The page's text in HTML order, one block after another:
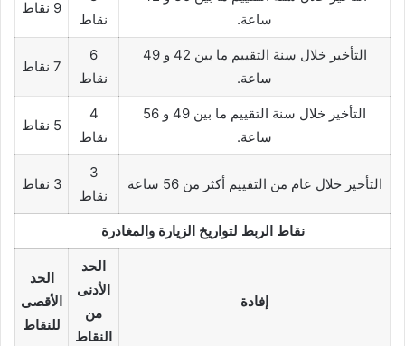
ساعة.
نقاط
9 نقاط
التأخير خلال سنة التقييم ما بين 42 و 49
ساعة.
6
نقاط
7 نقاط
التأخير خلال سنة التقييم ما بين 49 و 56
ساعة.
4
نقاط
5 نقاط
التأخير خلال عام من التقييم أكثر من 56 ساعة
3
نقاط
3 نقاط
نقاط الربط لتواريخ الزيارة والمغادرة
إفادة
الحد
الأدنى
من
النقاط
الحد
الأقصى
للنقاط